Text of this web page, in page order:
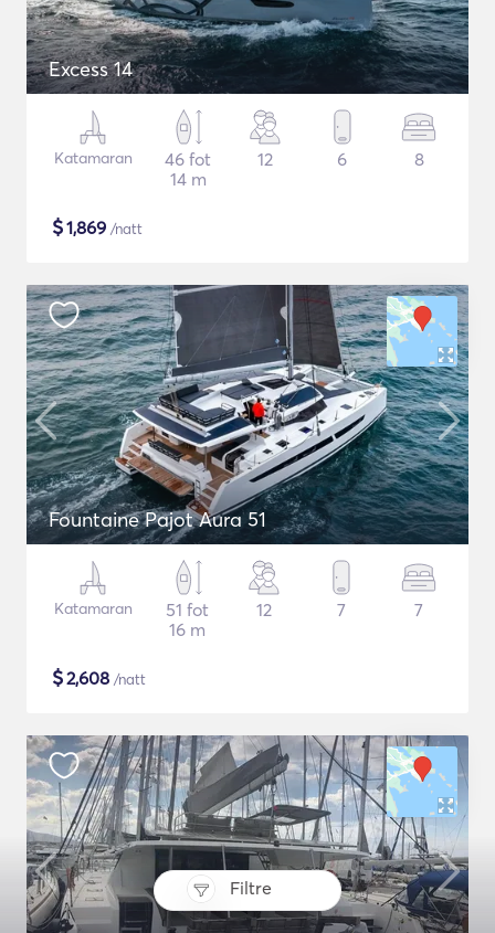
Filtre
Excess 14
Katamaran
46 fot
14 m
12 6 8
$1,869 /natt
Fountaine Pajot Aura 51
Katamaran
51 fot
16 m
12 7 7
$2,608 /natt